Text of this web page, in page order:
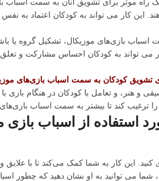
راه موثر برای تشویق آنان به سمت اسباب
این کار می تواند به کودکان اعتماد به
بازی‌های موزیکال، تشکیل گروه یا
می تواند به کودکان احساس مشارکت و
تشویق کودکان به سمت اسباب بازی‌های
هنر، و تعامل با کودکان در هنگام بازی
ترغیب کند تا بیشتر به سمت اسباب بازی‌های
استفاده از اسباب‌
کنید. این کار به شما کمک می‌کند تا با
شما می توانید به او نشان دهید که چطور